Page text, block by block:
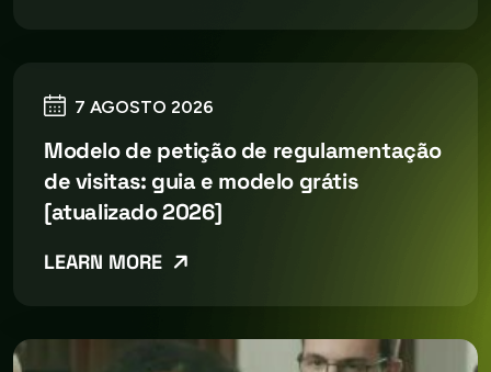
7 AGOSTO 2026
Modelo de petição de regulamentação
de visitas: guia e modelo grátis
[atualizado 2026]
LEARN MORE